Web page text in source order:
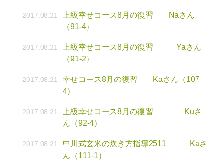
2017.08.21
上級幸せコース8月の復習 Naさん
（91-4）
2017.08.21
上級幸せコース8月の復習 Yaさん
（91-2）
2017.08.21
幸せコース8月の復習 Kaさん（107-
4）
2017.08.21
上級幸せコース8月の復習 Kuさ
ん（92-4）
2017.08.21
中川式玄米の炊き方指導2511 Kaさ
ん（111-1）